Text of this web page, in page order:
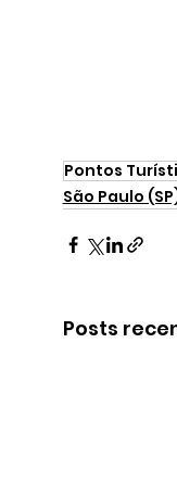
Pontos
São Paulo
Posts